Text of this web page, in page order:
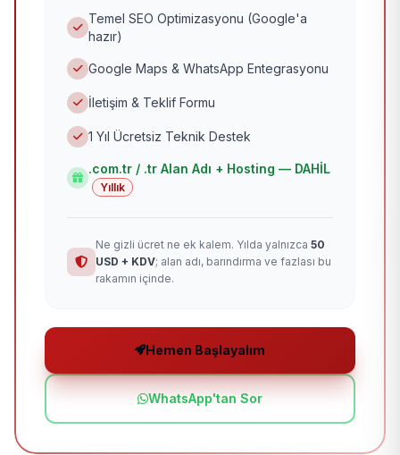
Temel SEO Optimizasyonu (Google'a
hazır)
Google Maps & WhatsApp Entegrasyonu
İletişim & Teklif Formu
1 Yıl Ücretsiz Teknik Destek
.com.tr / .tr Alan Adı + Hosting — DAHİL
Yıllık
Ne gizli ücret ne ek kalem. Yılda yalnızca 50
USD + KDV; alan adı, barındırma ve fazlası bu
rakamın içinde.
Hemen Başlayalım
WhatsApp'tan Sor